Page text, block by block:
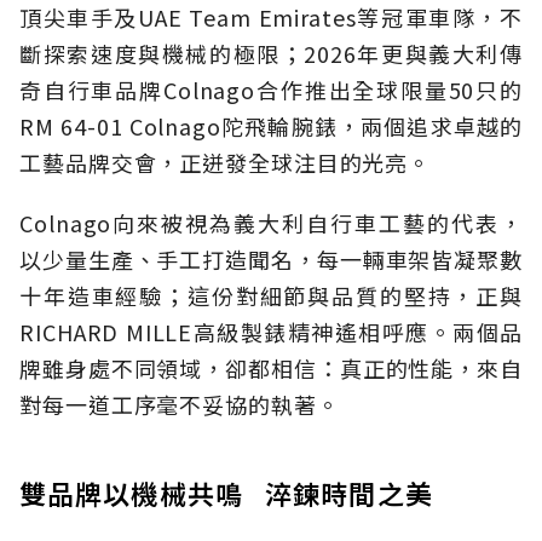
頂尖車手及UAE Team Emirates等冠軍車隊，不
斷探索速度與機械的極限；2026年更與義大利傳
奇自行車品牌Colnago合作推出全球限量50只的
RM 64-01 Colnago陀飛輪腕錶，兩個追求卓越的
工藝品牌交會，正迸發全球注目的光亮。
Colnago向來被視為義大利自行車工藝的代表，
以少量生產、手工打造聞名，每一輛車架皆凝聚數
十年造車經驗；這份對細節與品質的堅持，正與
RICHARD MILLE高級製錶精神遙相呼應。兩個品
牌雖身處不同領域，卻都相信：真正的性能，來自
對每一道工序毫不妥協的執著。
雙品牌以機械共鳴 淬鍊時間之美